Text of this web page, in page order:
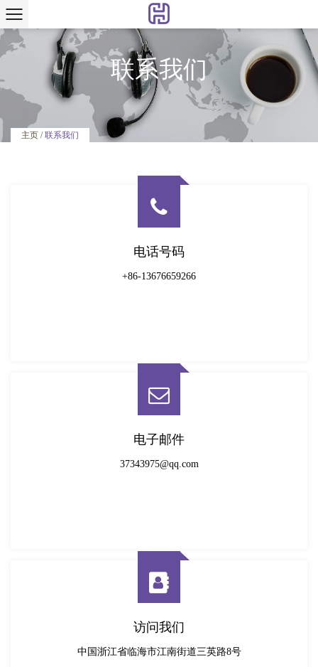
联系我们
主页 /联系我们
电话号码
+86-13676659266
电子邮件
37343975@qq.com
访问我们
中国浙江省临海市江南街道三英路8号